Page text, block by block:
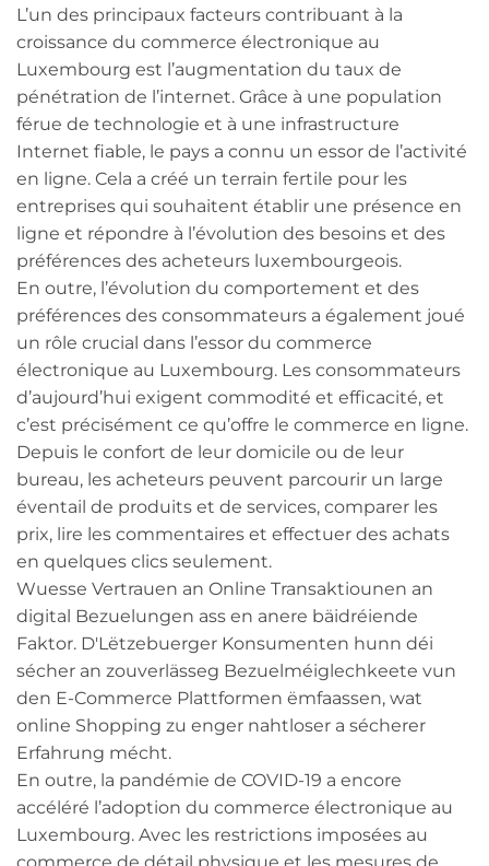
L’un des principaux facteurs contribuant à la
croissance du commerce électronique au
Luxembourg est l’augmentation du taux de
pénétration de l’internet. Grâce à une population
férue de technologie et à une infrastructure
Internet fiable, le pays a connu un essor de l’activité
en ligne. Cela a créé un terrain fertile pour les
entreprises qui souhaitent établir une présence en
ligne et répondre à l’évolution des besoins et des
préférences des acheteurs luxembourgeois.
En outre, l’évolution du comportement et des
préférences des consommateurs a également joué
un rôle crucial dans l’essor du commerce
électronique au Luxembourg. Les consommateurs
d’aujourd’hui exigent commodité et efficacité, et
c’est précisément ce qu’offre le commerce en ligne.
Depuis le confort de leur domicile ou de leur
bureau, les acheteurs peuvent parcourir un large
éventail de produits et de services, comparer les
prix, lire les commentaires et effectuer des achats
en quelques clics seulement.
Wuesse Vertrauen an Online Transaktiounen an
digital Bezuelungen ass en anere bäidréiende
Faktor. D'Lëtzebuerger Konsumenten hunn déi
sécher an zouverlässeg Bezuelméiglechkeete vun
den E-Commerce Plattformen ëmfaassen, wat
online Shopping zu enger nahtloser a sécherer
Erfahrung mécht.
En outre, la pandémie de COVID-19 a encore
accéléré l’adoption du commerce électronique au
Luxembourg. Avec les restrictions imposées au